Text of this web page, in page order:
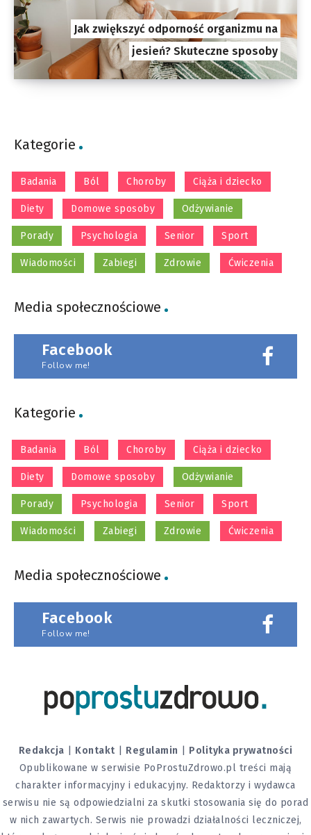
Jak zwiększyć odporność organizmu na
jesień? Skuteczne sposoby
Kategorie
Badania Ból Choroby Ciąża i dziecko
Diety Domowe sposoby Odżywianie
Porady Psychologia Senior Sport
Wiadomości Zabiegi Zdrowie Ćwiczenia
Media społecznościowe
Facebook
Follow me!
Kategorie
Badania Ból Choroby Ciąża i dziecko
Diety Domowe sposoby Odżywianie
Porady Psychologia Senior Sport
Wiadomości Zabiegi Zdrowie Ćwiczenia
Media społecznościowe
Facebook
Follow me!
Redakcja Kontakt Regulamin
Polityka prywatności
Opublikowane w serwisie PoProstuZdrowo.pl treści mają
charakter informacyjny i edukacyjny. Redaktorzy i wydawca
serwisu nie są odpowiedzialni za skutki stosowania się do porad
w nich zawartych. Serwis nie prowadzi działalności leczniczej,